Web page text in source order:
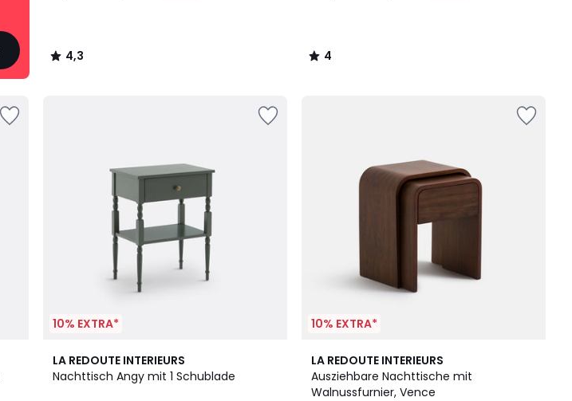
4,3
/
4
/
10% EXTRA*
LA REDOUTE INTERIEURS
Nachttisch Angy mit 1 Schublade
4
/
10% EXTRA*
LA REDOUTE INTERIEURS
Ausziehbare Nachttische mit
Walnussfurnier, Vence
4,6
/ 5